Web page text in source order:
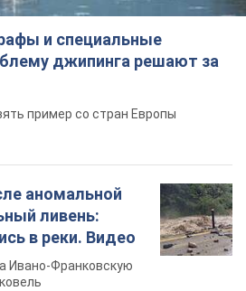
и специальные
джипинга решают за
пример со стран Европы
аномальной
ливень:
в реки. Видео
Ивано-Франковскую